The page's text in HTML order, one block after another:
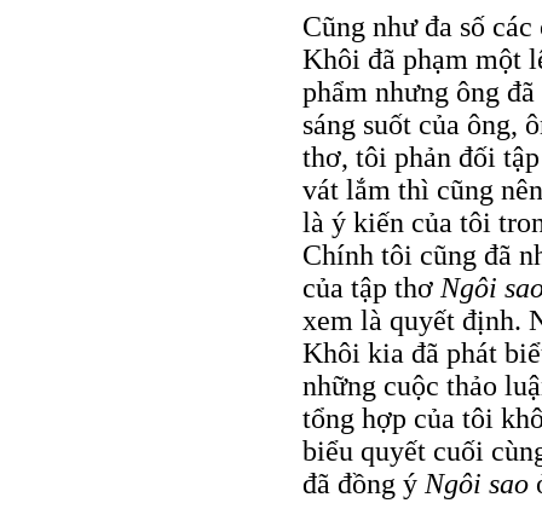
Cũng như đa số
Khôi đã phạm một
phẩm nhưng ông
sáng suốt của ông,
thơ, tôi phản đối
vát lắm thì cũng
là ý kiến của tôi
Chính tôi cũng đã
của tập thơ Ngôi
xem là quyết định.
Khôi kia đã phát
những cuộc thảo
tổng hợp của tôi
biểu quyết cuối
đã đồng ý Ngôi sao